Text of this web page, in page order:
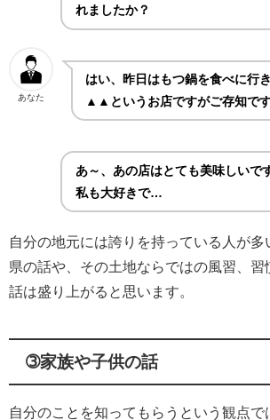
れましたか？
あなた
はい、昨日はもつ鍋を食べに行
▲▲というお店ですがご存知で
あ～、あの店はとても美味しいで
私も大好きで…
自分の地元には誇りを持っている人が多
県の話や、その土地ならではの風習、習
話は盛り上がると思います。
➂家族や子供の話
自分のことを知ってもらうという観点で